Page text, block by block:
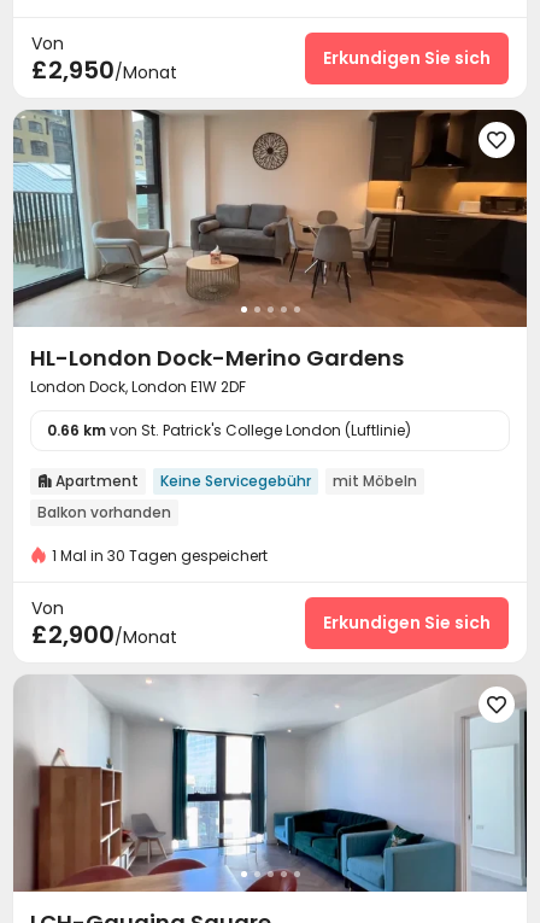
Fitnessstudio
Von
£2,950/Monat
Erkundigen Sie sich

HL-London Dock-Merino Gardens
London Dock, London E1W 2DF
0.66 kmvon St. Patrick's College London (Luftlinie)
 Apartment Keine Servicegebühr
mit Möbeln
Balkon vorhanden
1 Mal in 30 Tagen gespeichert
Von
£2,900/Monat
Erkundigen Sie sich
